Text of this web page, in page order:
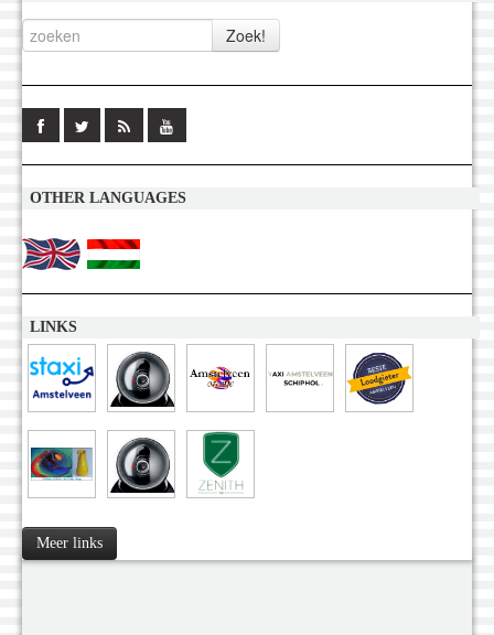
OTHER LANGUAGES
LINKS
Meer links